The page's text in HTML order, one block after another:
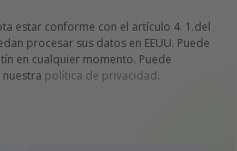
estar conforme con el artículo 4. 1.del
procesar sus datos en EEUU. Puede
en cualquier momento. Puede
política de privacidad.